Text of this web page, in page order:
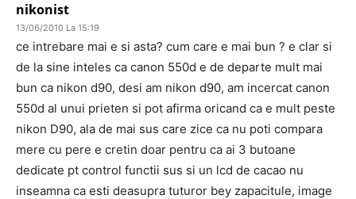
nikonist
13/06/2010 La 15:19
ce intrebare mai e si asta? cum care e mai bun ? e clar si
de la sine inteles ca canon 550d e de departe mult mai
bun ca nikon d90, desi am nikon d90, am incercat canon
550d al unui prieten si pot afirma oricand ca e mult peste
nikon D90, ala de mai sus care zice ca nu poti compara
mere cu pere e cretin doar pentru ca ai 3 butoane
dedicate pt control functii sus si un lcd de cacao nu
inseamna ca esti deasupra tuturor bey zapacitule, image